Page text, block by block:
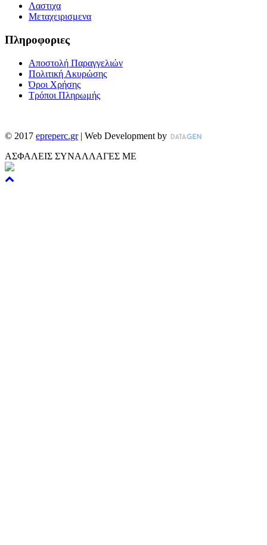
Λαστιχα
Μεταχειρισμενα
Πληροφοριες
Αποστολή Παραγγελιών
Πολιτική Ακυρώσης
Όροι Χρήσης
Τρόποι Πληρωμής
© 2017 epreperc.gr| Web Development by
ΑΣΦΑΛΕΙΣ ΣΥΝΑΛΛΑΓΕΣ ΜΕ